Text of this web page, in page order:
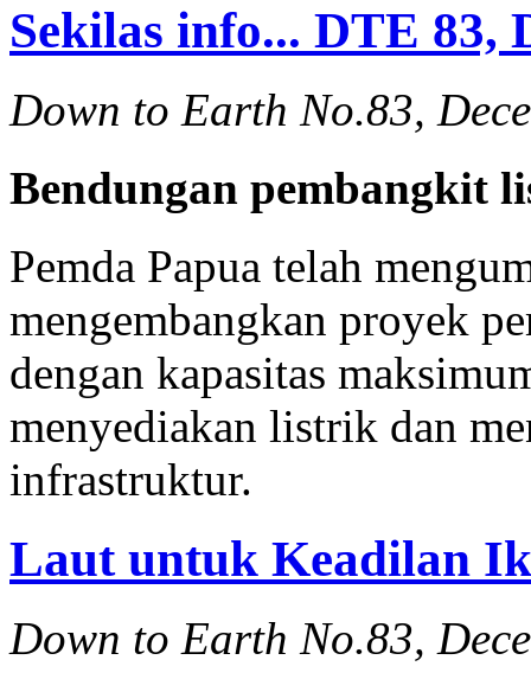
Sekilas info... DTE 83,
Down to Earth No.83,
Bendungan pembangkit
Pemda Papua telah
mengembangkan proyek
dengan kapasitas
menyediakan listrik dan
infrastruktur.
Laut untuk Keadilan
Down to Earth No.83,